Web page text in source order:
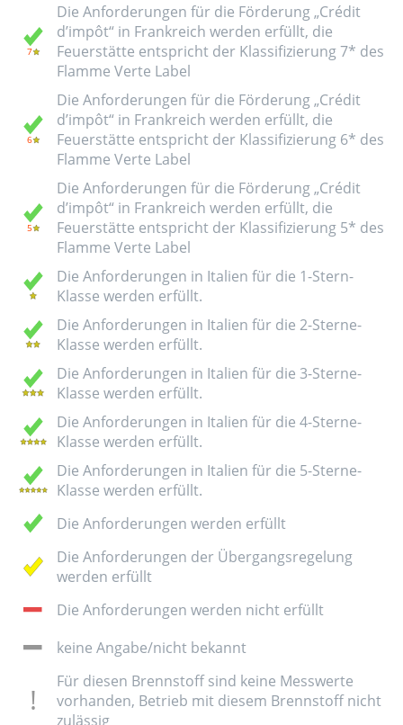
Die Anforderungen für die Förderung „Crédit
d’impôt“ in Frankreich werden erfüllt, die
Feuerstätte entspricht der Klassifizierung 7* des
Flamme Verte Label
Die Anforderungen für die Förderung „Crédit
d’impôt“ in Frankreich werden erfüllt, die
Feuerstätte entspricht der Klassifizierung 6* des
Flamme Verte Label
Die Anforderungen für die Förderung „Crédit
d’impôt“ in Frankreich werden erfüllt, die
Feuerstätte entspricht der Klassifizierung 5* des
Flamme Verte Label
Die Anforderungen in Italien für die 1-Stern-
Klasse werden erfüllt.
Die Anforderungen in Italien für die 2-Sterne-
Klasse werden erfüllt.
Die Anforderungen in Italien für die 3-Sterne-
Klasse werden erfüllt.
Die Anforderungen in Italien für die 4-Sterne-
Klasse werden erfüllt.
Die Anforderungen in Italien für die 5-Sterne-
Klasse werden erfüllt.
Die Anforderungen werden erfüllt
Die Anforderungen der Übergangsregelung
werden erfüllt
Die Anforderungen werden nicht erfüllt
keine Angabe/nicht bekannt
Für diesen Brennstoff sind keine Messwerte
vorhanden, Betrieb mit diesem Brennstoff nicht
zulässig